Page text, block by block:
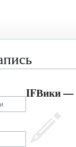
IFВики —